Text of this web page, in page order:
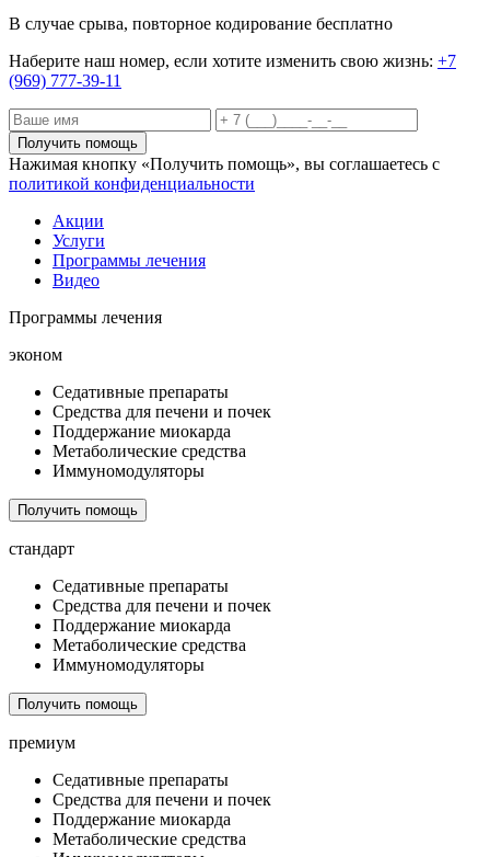
В случае срыва, повторное кодирование бесплатно
Наберите наш номер, если хотите изменить свою жизнь: +7
(969) 777-39-11
Получить помощь
Нажимая кнопку «Получить помощь», вы соглашаетесь с
политикой конфиденциальности
Акции
Услуги
Программы лечения
Видео
Программы лечения
эконом
Седативные препараты
Средства для печени и почек
Поддержание миокарда
Метаболические средства
Иммуномодуляторы
Получить помощь
стандарт
Седативные препараты
Средства для печени и почек
Поддержание миокарда
Метаболические средства
Иммуномодуляторы
Получить помощь
премиум
Седативные препараты
Средства для печени и почек
Поддержание миокарда
Метаболические средства